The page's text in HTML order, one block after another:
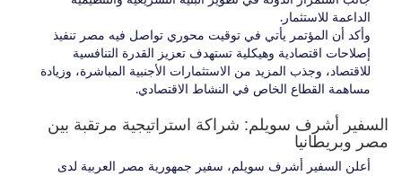
الداعمة للاستثمار.
وأكد أن المؤتمر يأتي في توقيت محوري تواصل فيه مصر تنفيذ
إصلاحات اقتصادية وهيكلية تستهدف تعزيز القدرة التنافسية
للاقتصاد، وجذب المزيد من الاستثمارات الأجنبية المباشرة، وزيادة
مساهمة القطاع الخاص في النشاط الاقتصادي.
السفير أشرف سويلم: شراكة استراتيجية مرتقبة بين
مصر وبريطانيا
أعلن السفير أشرف سويلم، سفير جمهورية مصر العربية لدى